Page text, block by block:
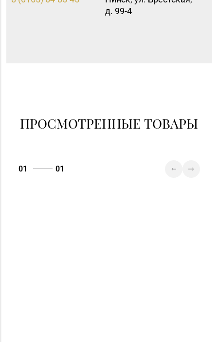
д. 99-4
ПРОСМОТРЕННЫЕ ТОВАРЫ
01 01